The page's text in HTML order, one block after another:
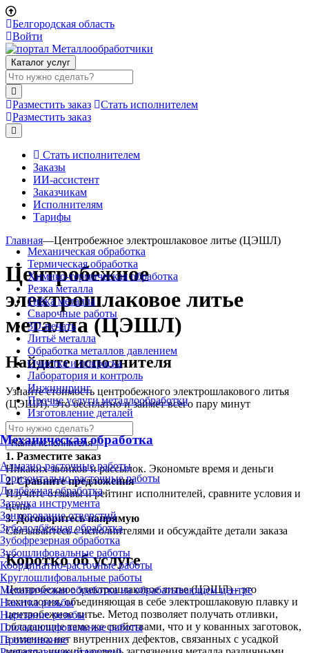
Белгородская область
Войти
Каталог услуг
Разместить заказ
Стать исполнителем
Разместить заказ
Стать исполнителем
Заказы
ИИ-ассистент
Заказчикам
Исполнителям
Тарифы
Механическая обработка
Термическая обработка
Химико-термическая обработка
Резка металла
Гибка металла
Сварочные работы
3D-печать
Литьё металла
Обработка металлов давлением
Очистка и покраска
Лаборатория и контроль
Инжиниринг
Прочие услуги металлообработки
Изготовление деталей
Механическая обработка
Алмазно-расточные работы
Горизонтально-расточные работы
Долбёжная обработка
Заточка инструмента
Зенкерование отверстий
Зубодолбёжная обработка
Зубофрезерная обработка
Зубошлифовальные работы
Координатно-расточные работы
Круглошлифовальные работы
Механическая обработка на обрабатывающем центре
Накатка резьбы
Нарезание резьбы
Плоскошлифовальные работы
Протягивание
Главная—Центробежное электрошлаковое литье (ЦЭШЛ)
Центробежное
электрошлаковое литье
металла (ЦЭШЛ)
Найдите исполнителя
Узнайте стоимость центробежного электрошлакового литья
(ЦЭШЛ). Это бесплатно и займет всего пару минут
Найти исполнителя
1. Разместите заказ
Никаких звонков и рассылок. Экономьте время и деньги
2.Сравните предложения
Изучите отзывы и рейтинг исполнителей, сравните условия и
цены
3.Договоритесь напрямую
Связывайтесь с исполнителями и обсуждайте детали заказа
Коротко об услуге
Центробежное электрошлаковое литье (ЦЭШЛ) - это
технология, объединяющая в себе электрошлаковую плавку и
центробежное литье. Метод позволяет получать отливки,
обладающие теме же свойствами, что и у кованных заготовок,
а именно: нет внутренних дефектов, связанных с усадкой